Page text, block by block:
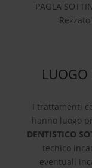
PAOLA
Rezzato
LUOGO
I trattamenti
hanno luogo
DENTISTICO
tecnico
eventuali